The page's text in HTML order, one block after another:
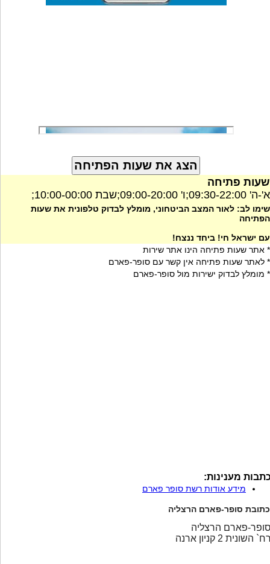
שעות פתיחה
א'-ה' 09:30-22:00;ו' 09:00-20:00;שבת 10:00-00:00;
שימו לב: לאור המצב הביטחוני, מומלץ לבדוק טלפונית את שעות
הפתיחה
עם ישראל חי! ביחד ננצח!
* אתר שעות פתיחה הינו אתר שירות
* לאתר שעות פתיחה אין קשר עם סופר-פארם
* מומלץ לבדוק ישירות מול סופר-פארם
מענינות:
מידע אודות רשת סופר פארם
כתובת סופר-פארם הרצליה
פארם הרצליה
השונית 2 קניון ארנה